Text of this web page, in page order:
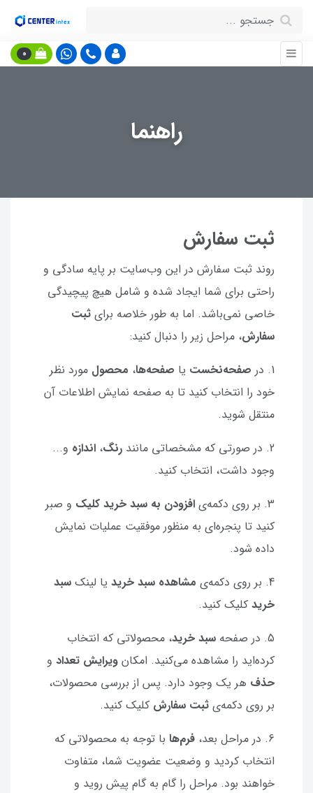
0
راهنما
ثبت سفارش
روند ثبت سفارش در این وب‌سایت بر پایه سادگی و
راحتی برای شما ایجاد شده و شامل هیچ پیچیدگی
خاصی نمی‌باشد. اما به طور خلاصه برای ثبت
سفارش، مراحل زیر را دنبال کنید:
1. در
صفحه‌نخست یا صفحه‌ها، محصول مورد نظر
خود را انتخاب کنید تا به صفحه نمایش اطلاعات آن
منتقل شوید.
2. در صورتی که مشخصاتی مانند
رنگ، اندازه و...
وجود داشت، انتخاب کنید.
3. بر روی دکمه‌ی
افزودن به سبد خرید کلیک و صبر
کنید تا پنجره‌ای به منظور موفقیت عملیات نمایش
داده شود.
4. بر روی دکمه‌ی
مشاهده سبد خرید یا لینک سبد
خرید کلیک کنید.
5. در صفحه
سبد خرید، محصولاتی که انتخاب
کرده‌اید را مشاهده می‌کنید. امکان ویرایش تعداد و
حذف هر یک وجود دارد. پس از بررسی محصولات،
بر روی دکمه‌ی ثبت سفارش کلیک کنید.
6. در مراحل بعد،
فرم‌ها با توجه به محصولاتی که
انتخاب کردید و وضعیت عضویت شما، متفاوت
خواهند بود. مراحل را گام به گام پیش روید و